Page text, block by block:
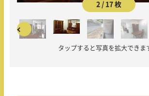
2 / 17 枚
タップすると写真を拡大できま